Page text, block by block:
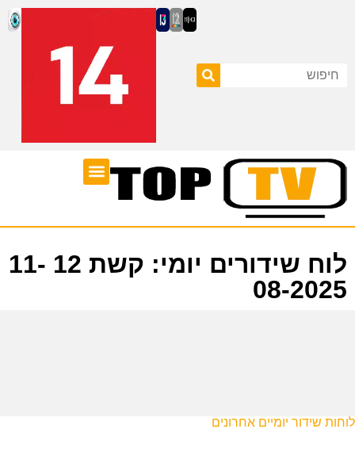
לוח שידורים יומי: קשת 12 11-
08-2025
לוחות שידור יומיים אחרונים